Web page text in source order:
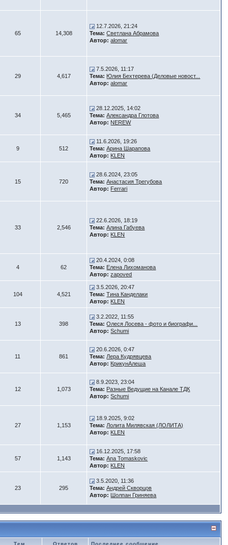
65 14,308
12.7.2026, 21:24
Тема: Светлана Абрамова
Автор: alomar
29 4,617
7.5.2026, 11:17
Тема: Юлия Бехтерева (Деловые новост...
Автор: alomar
34 5,465
28.12.2025, 14:02
Тема: Александра Глотова
Автор: NEREW
9 512
11.6.2026, 19:26
Тема: Арина Шарапова
Автор: KLEN
15 720
28.6.2024, 23:05
Тема: Анастасия Трегубова
Автор: Ferrari
33 2,546
22.6.2026, 18:19
Тема: Алина Габуева
Автор: KLEN
4 62
20.4.2024, 0:08
Тема: Елена Лихоманова
Автор: zapoved
104 4,521
3.5.2026, 20:47
Тема: Тина Канделаки
Автор: KLEN
13 398
3.2.2022, 11:55
Тема: Олеся Лосева - фото и биографи...
Автор: Schumi
11 861
20.6.2026, 0:47
Тема: Лера Кудрявцева
Автор: КрикунАлеша
12 1,073
8.9.2023, 23:04
Тема: Разные Ведущие на Канале ТДК
Автор: Schumi
27 1,153
18.9.2025, 9:02
Тема: Лолита Милявская (ЛОЛИТА)
Автор: KLEN
57 1,143
16.12.2025, 17:58
Тема: Ana Tomaskovic
Автор: KLEN
23 295
3.5.2020, 11:36
Тема: Андрей Скворцов
Автор:
Шолпан Гриняева
Тем Ответов Последнее сообщение